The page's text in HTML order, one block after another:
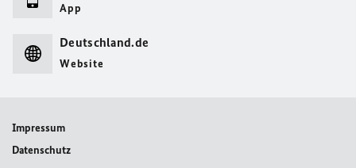
App
Deutschland.de
Website
Impressum
Datenschutz